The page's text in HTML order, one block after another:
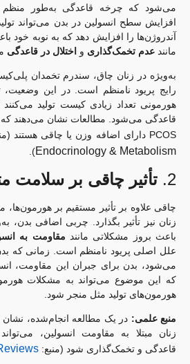
می‌شود که چرخه قاعدگی به‌طور منظم
افزایش سطح انسولین در بدن می‌تواند
آندروژن‌ها را افزایش دهد که به نوبه خود
مانندعدم تخمک‌گذاریواختلال در قاعدگی
رایج پریود نامنظم است. در این وضعیت،
هورمونی تعداد زیادی کیست تولید
PCOS دارای اضافه وزن یا چاقی هستند (منبع:
Endocrinology & Metabolism
).
2. تأثیر چاقی بر سلامت
چاقی علاوه بر تأثیر مستقیم بر هورمون‌ها،
زنان نیز تأثیر بگذارد. چربی اضافی بدن،
باعث بروز مشکلاتی مانندمقاومت به
علل اصلی پریود نامنظم است. زمانی که
می‌شود، بدن برای جبران این مقاومت،
که این موضوع می‌تواند به مشکلات
هورمون‌های تولید مثل منجر شود.
منبع علمی: در یک مطالعه انجام‌شده، نشان
زنان مبتلا به مقاومت انسولین،
قاعدگی و تخمک‌گذاری شود (منبع: